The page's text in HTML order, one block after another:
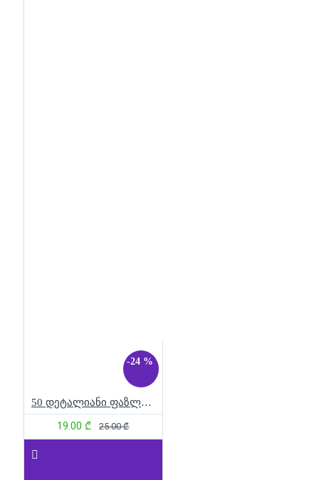
-24 %
50 დეტალიანი ფაზლი - პრინცესა და მარტორქა
19.00 ₾ 25.00 ₾